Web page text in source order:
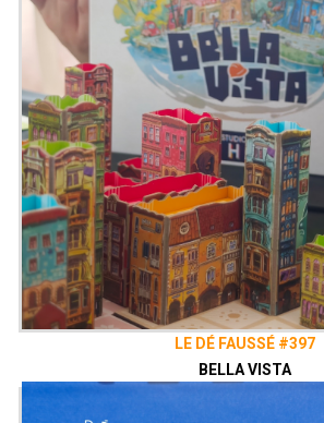
Twitter
@ledefausse
Instagram
Le Dé Faussé
Facebook
Le Dé Faussé
Envie de nous soutenir ? Vous pouvez,
si vous le souhaitez, grâce auPatreon
de notre collectif, le Vaisseau Hyper
Sensas !
patreon.com/vaisseauhypersensas
Découvrez également notre site
vaisseauhypersensas.fr
Rejoignez nous sur Discord!
https://discord.gg/uGxNp6n
LE DÉ FAUSSÉ #397
BELLA VISTA